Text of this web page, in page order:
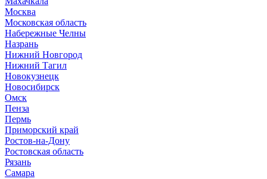
Москва
Московская область
Набережные Челны
Назрань
Нижний Новгород
Нижний Тагил
Новокузнецк
Новосибирск
Омск
Пенза
Пермь
Приморский край
Ростов-на-Дону
Ростовская область
Рязань
Самара